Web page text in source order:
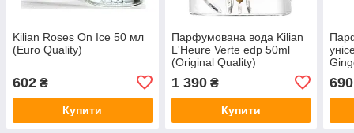
Kilian Roses On Ice 50 мл
(Euro Quality)
602 ₴
Купити
Парфумована вода Kilian
L'Heure Verte edp 50ml
(Original Quality)
1 390₴
Купити
690